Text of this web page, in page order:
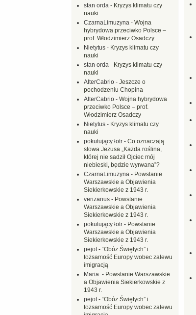
stan orda - Kryzys klimatu czy
nauki
CzarnaLimuzyna - Wojna
hybrydowa przeciwko Polsce –
prof. Włodzimierz Osadczy
Nietytus - Kryzys klimatu czy
nauki
stan orda - Kryzys klimatu czy
nauki
AlterCabrio - Jeszcze o
pochodzeniu Chopina
AlterCabrio - Wojna hybrydowa
przeciwko Polsce – prof.
Włodzimierz Osadczy
Nietytus - Kryzys klimatu czy
nauki
pokutujący łotr - Co oznaczają
słowa Jezusa „Każda roślina,
której nie sadził Ojciec mój
niebieski, będzie wyrwana”?
CzarnaLimuzyna - Powstanie
Warszawskie a Objawienia
Siekierkowskie z 1943 r.
verizanus - Powstanie
Warszawskie a Objawienia
Siekierkowskie z 1943 r.
pokutujący łotr - Powstanie
Warszawskie a Objawienia
Siekierkowskie z 1943 r.
pejot- “Obóz Świętych” i
tożsamość Europy wobec zalewu
imigracją
Maria. - Powstanie Warszawskie
a Objawienia Siekierkowskie z
1943 r.
pejot- “Obóz Świętych” i
tożsamość Europy wobec zalewu